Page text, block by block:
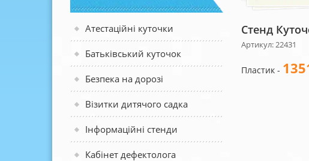
Атестаційні куточки
Батьківський куточок
Безпека на дорозі
Візитки дитячого садка
Інформаційні стенди
Кабінет дефектолога
Стенд
Артикул: 22431
Пластик -